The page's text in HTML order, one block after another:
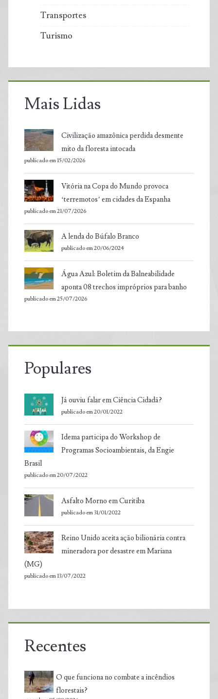
Transportes
Turismo
Mais Lidas
Civilização amazônica perdida desmente
mito da floresta intocada
publicado em 15/02/2026
Vitória na Copa do Mundo provoca
‘terremotos’ em cidades da Espanha
publicado em 21/07/2026
A lenda do Búfalo Branco
publicado em 20/06/2024
Água Azul: Boletim da Balneabilidade
aponta 08 trechos impróprios para banho
publicado em 25/07/2026
Populares
Já ouviu falar em Ciência Cidadã?
publicado em 20/01/2022
Idema participa do Workshop de
Programas Socioambientais, da Engie
Brasil
publicado em 20/07/2022
Asfalto Morno em Curitiba
publicado em 31/01/2022
Reino Unido aceita ação bilionária contra
mineradora por desastre em Mariana
(MG)
publicado em 13/07/2022
Recentes
O que funciona no combate a incêndios
florestais?